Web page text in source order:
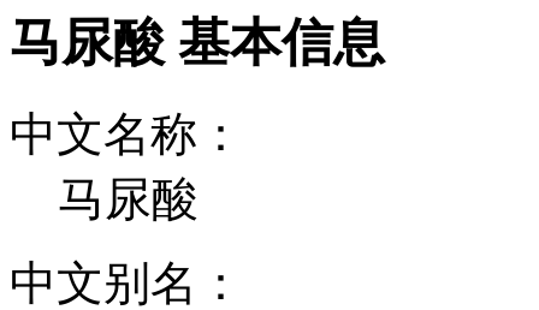
马尿酸 基本信息
中文名称：
马尿酸
中文别名：